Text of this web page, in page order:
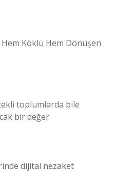
Köklü Hem Dönüşen
toplumlarda bile
bir değer.
dijital nezaket